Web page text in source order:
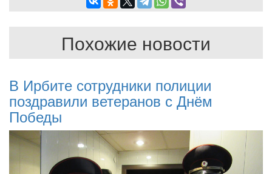
Похожие новости
В Ирбите сотрудники полиции
поздравили ветеранов с Днём
Победы